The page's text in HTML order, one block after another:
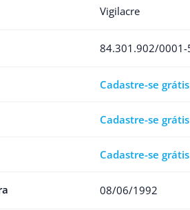
Vigilacre
84.301.902/0001-
Cadastre-se grátis
Cadastre-se grátis
Cadastre-se grátis
08/06/1992